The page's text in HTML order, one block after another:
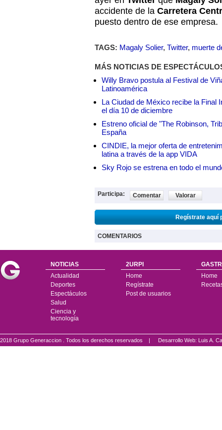
accidente de la Carretera
puesto dentro de ese empresa.
TAGS: Magaly Solier, Twitter, muerte
MÁS NOTICIAS DE
Willy Bravo postula al Festival de
Latinoamérica
La Ciudad de México recibe la Final
el día 10 de diciembre
Estreno oficial de "The Robinson,
España
CINDIE, la mejor oferta de
latina a través de la app VIDA
Sky Rojo se estrena en todo el
Participa: Comentar Valorar
Regístrate aquí
COMENTARIOS
NOTICIAS
Actualidad
Deportes
Espectáculos
Salud
Ciencia y
tecnología
2URPI
Home
Regístrate
Post de usuarios
Home
2018 Grupo Generaccion . Todos los derechos reservados | Desarrollo Web: Luis